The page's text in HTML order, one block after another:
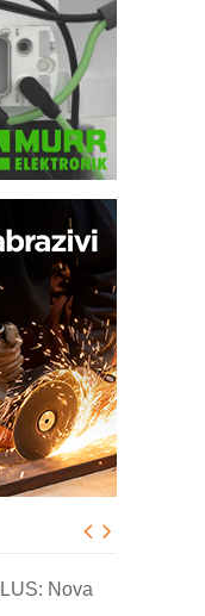
Display
korist
40 godina
priče
Nova